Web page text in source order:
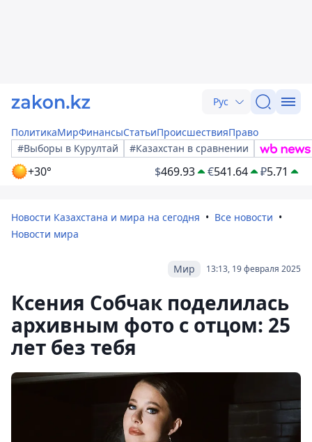
Рус
ПолитикаМирФинансыСтатьиПроисшествияПраво
#Выборы в Курултай
#Казахстан в сравнении
+30° $469.93 €541.64 ₽5.71
Новости Казахстана и мира на сегодня
Все новости
Новости мира
13:13, 19 февраля 2025
Мир
Ксения Собчак поделилась
архивным фото с отцом: 25
лет без тебя